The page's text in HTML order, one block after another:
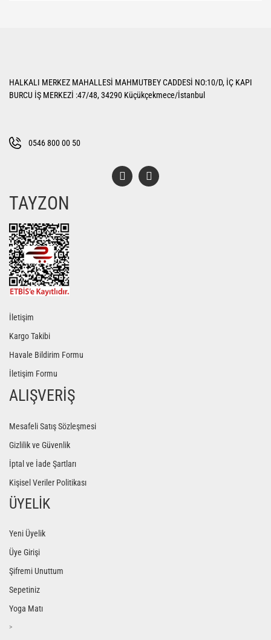
Ürün açıklamasında eksik bilgiler bulunuyor.
Bu ürüne benzer farklı alternatifler olmalı.
HALKALI MERKEZ MAHALLESİ MAHMUTBEY CADDESİ NO:10/D, İÇ KAPI
BURCU İŞ MERKEZİ :47/48, 34290 Küçükçekmece/İstanbul
0546 800 00 50
TAYZON
İletişim
Kargo Takibi
Havale Bildirim Formu
İletişim Formu
ALIŞVERİŞ
Mesafeli Satış Sözleşmesi
Gizlilik ve Güvenlik
İptal ve İade Şartları
Kişisel Veriler Politikası
ÜYELİK
Yeni Üyelik
Üye Girişi
Şifremi Unuttum
Sepetiniz
Yoga Matı
>